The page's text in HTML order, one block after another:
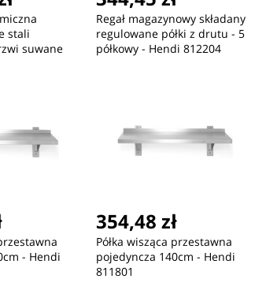
stali
suwane
Regał magazynowy składany
regulowane półki z drutu - 5
półkowy - Hendi 812204
- Hendi
354,48 zł
Półka wisząca przestawna
pojedyncza 140cm - Hendi
811801